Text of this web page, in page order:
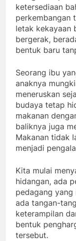
ketersediaan
perkembangan
letak kekayaan
bergerak,
bentuk baru
Seorang ibu
anaknya
meneruskan
budaya tetap
makanan
baliknya juga
Makanan tidak
menjadi
Kita mulai
hidangan, ada
pedagang yang
ada tangan-
keterampilan
bentuk
tersebut.